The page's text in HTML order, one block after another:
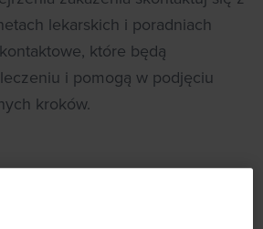
lekarskich i poradniach
które będą
i pomogą w podjęciu
kroków.